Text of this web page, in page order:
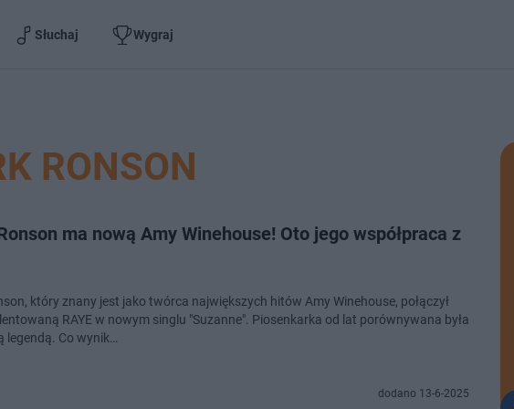
Słuchaj Wygraj
RONSON
ma nową Amy Winehouse! Oto jego współpraca z
który znany jest jako twórca największych hitów Amy Winehouse, połączył
RAYE w nowym singlu "Suzanne". Piosenkarka od lat porównywana była
legendą. Co wynik…
dodano 13-6-2025